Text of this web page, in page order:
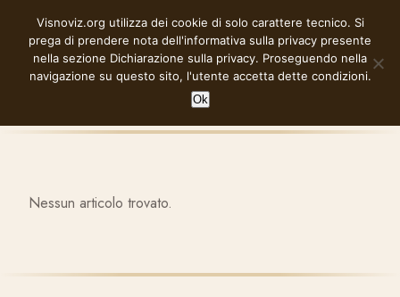
contenuto
VISNOVIZ.ORG
Nessun articolo trovato.
Visnoviz.org utilizza dei cookie di solo carattere tecnico. Si
prega di prendere nota dell'informativa sulla privacy presente
nella sezione Dichiarazione sulla privacy. Proseguendo nella
navigazione su questo sito, l'utente accetta dette condizioni.
Ok